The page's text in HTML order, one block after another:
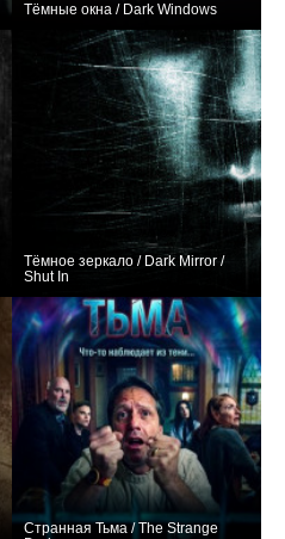
Тёмные окна / Dark Windows
Тёмное зеркало / Dark Mirror /
Shut In
Странная Тьма / The Strange